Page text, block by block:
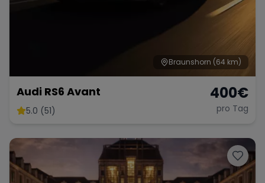
Braunshorn (64 km)
Audi RS6 Avant
5.0 (51)
400€
pro Tag